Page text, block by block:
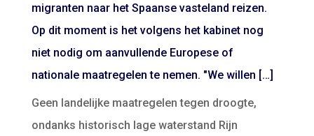
migranten naar het Spaanse vasteland reizen.
Op dit moment is het volgens het kabinet nog
niet nodig om aanvullende Europese of
nationale maatregelen te nemen. "We willen […]
Geen landelijke maatregelen tegen droogte,
ondanks historisch lage waterstand Rijn